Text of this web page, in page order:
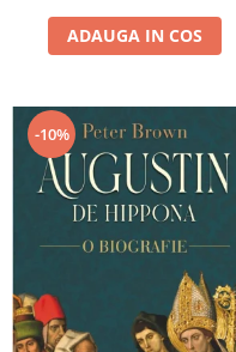
ADAUGA IN COS
-10%